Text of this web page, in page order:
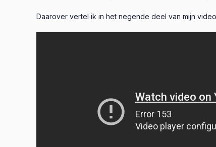
Daarover vertel ik in het negende deel van mijn